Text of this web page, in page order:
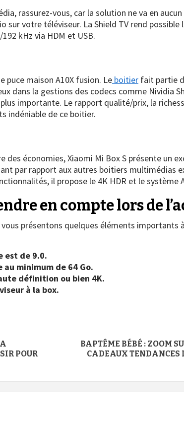
rassurez-vous, car la solution ne va en
sur votre téléviseur. La Shield TV rend possible
kHz via HDM et USB.
puce maison A10X fusion. Le boitier fait partie
dans la gestions des codecs comme Nividia
importante. Le rapport qualité/prix, la
indéniable de ce boitier.
des économies, Xiaomi Mi Box S présente un
par rapport aux autres boitiers multimédias
il propose le 4K HDR et le système
en compte lors de
vous présentons quelques éléments importants
est de 9.0.
minimum de 64 Go.
définition ou bien 4K.
à la box.
POUR
BAPTÊME BÉBÉ : ZOOM
CADEAUX TENDANCES